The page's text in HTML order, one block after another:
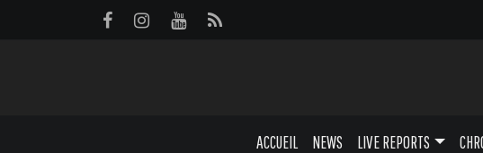
ACCUEIL NEWS LIVE REPORTS
Panneau de gestion des cookies